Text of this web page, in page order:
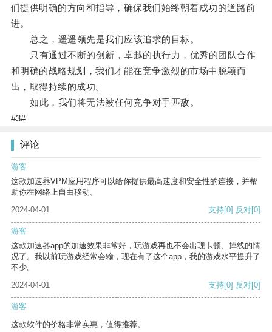
们提供明确的方向和指导，确保我们始终朝着成功的道路前
进。
总之，遥遥领先是我们应该追求的目标。
只有通过不断的创新，卓越的执行力，优秀的团队合作
和明确的战略规划，我们才能在竞争激烈的市场中脱颖而
出，取得持续的成功。
如此，我们将无法被任何竞争对手匹敌。
#3#
评论
游客
这款加速器VPM应用程序可以给你提供最高速度和安全性的连接，并帮
助你在网络上自由移动。
2024-04-01
支持[0] 反对[0]
游客
这款加速器app的加速效果非常好，玩游戏再也不会出现卡顿、掉线的情
况了。我以前玩游戏经常会输，现在有了这个app，我的游戏水平提升了
不少。
2024-04-01
支持[0] 反对[0]
游客
这款软件的价格非常实惠，值得推荐。